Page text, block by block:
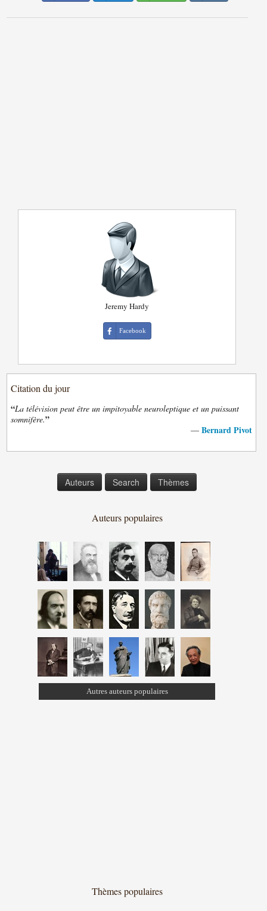
Jeremy Hardy
Facebook
Citation du jour
“La télévision peut être un impitoyable neuroleptique et un puissant
somnifère.”
— Bernard Pivot
Auteurs Search Thèmes
Auteurs populaires
Autres auteurs populaires
Thèmes populaires